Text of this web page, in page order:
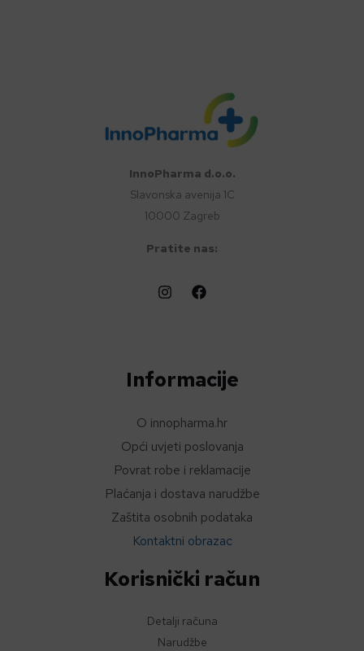
InnoPharma d.o.o.
Slavonska avenija 1C
10000 Zagreb
Pratite nas:
Informacije
O innopharma.hr
Opći uvjeti poslovanja
Povrat robe i reklamacije
Plaćanja i dostava narudžbe
Zaštita osobnih podataka
Kontaktni obrazac
Korisnički račun
Detalji računa
Narudžbe